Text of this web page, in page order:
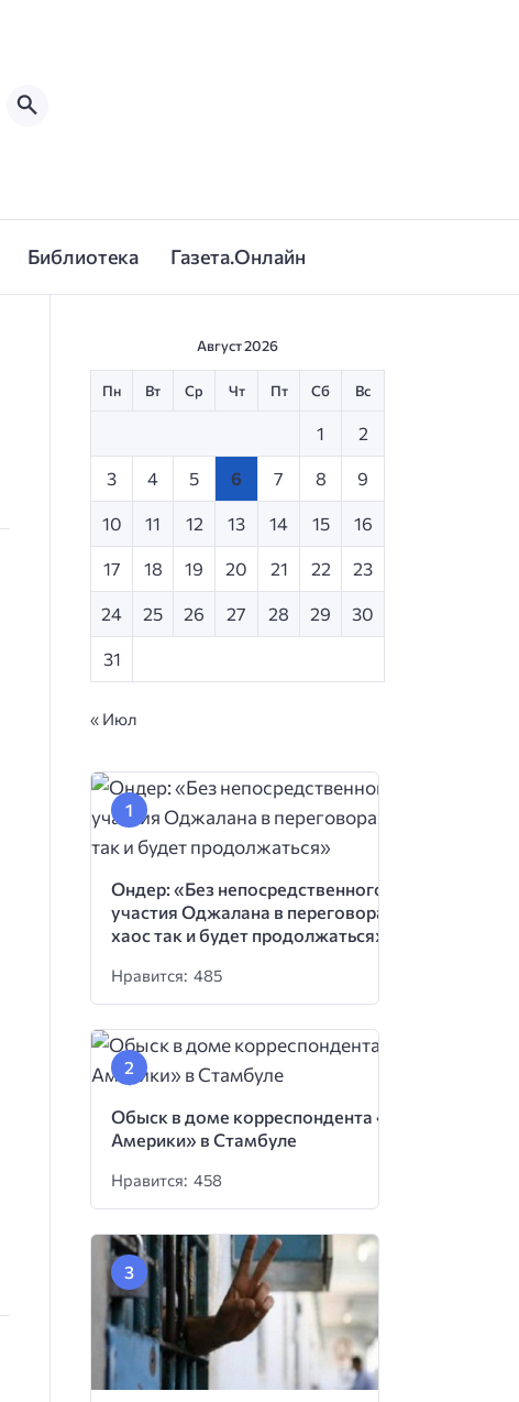
Библиотека Газета.Онлайн
Август 2026
Пн Вт Ср Чт Пт Сб Вс
1 2
3 4 5 6 7 8 9
10 11 12 13 14 15 16
17 18 19 20 21 22 23
24 25 26 27 28 29 30
31
« Июл
Ондер: «Без непосредственного
участия Оджалана в переговорах
хаос так и будет продолжаться»
Нравится: 485
Обыск в доме корреспондента «Голоса
Америки» в Стамбуле
Нравится: 458